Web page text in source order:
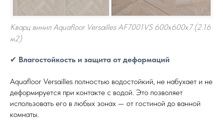
Кварц винил Aquafloor Versailles AF7001VS 600x600x7 (2.16
м2)
✔ Влагостойкость и защита от деформаций
Aquafloor Versailles полностью водостойкий, не набухает и не
деформируется при контакте с водой. Это позволяет
использовать его в любых зонах — от гостиной до ванной
комнаты.